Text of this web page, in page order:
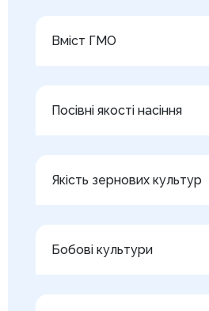
Вміст ГМО
Посівні якості насіння
Якість зернових культур
Бобові культури